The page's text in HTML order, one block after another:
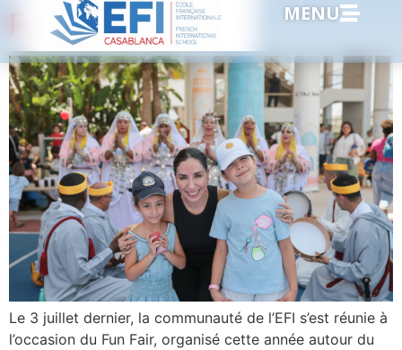
MENU
Fun Fair 2026
Le 3 juillet dernier, la communauté de l’EFI s’est réunie à
l’occasion du Fun Fair, organisé cette année autour du